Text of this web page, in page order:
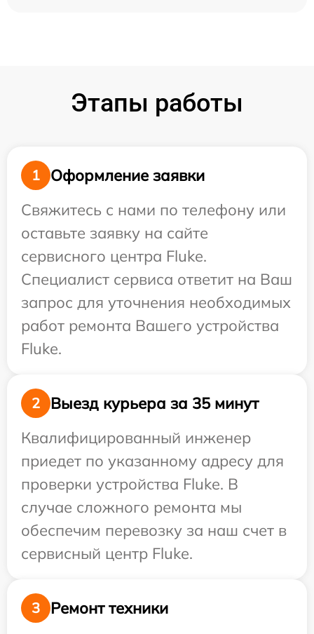
Этапы работы
1
Оформление заявки
Свяжитесь с нами по телефону или
оставьте заявку на сайте
сервисного центра Fluke.
Специалист сервиса ответит на Ваш
запрос для уточнения необходимых
работ ремонта Вашего устройства
Fluke.
2
Выезд курьера за 35 минут
Квалифицированный инженер
приедет по указанному адресу для
проверки устройства Fluke. В
случае сложного ремонта мы
обеспечим перевозку за наш счет в
сервисный центр Fluke.
3
Ремонт техники